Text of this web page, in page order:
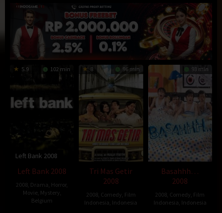
5.9 102 min
Left Bank 2008
Left Bank 2008
2008 Drama Horror,
Movie, Mystery
Belgium
8 96 min
Tri Mas Getir
2008
2008, Comedy Film
Indonesia Indonesia
93 min
Basahhh…
2008
2008 Comedy Film
Indonesia Indonesia